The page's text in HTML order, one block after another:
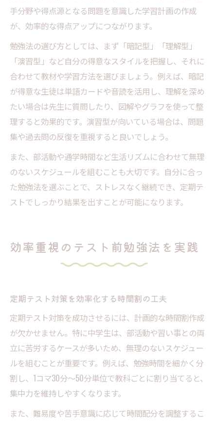
手分野や得点源となる問題を意識した学習計画の作成
が、効率的な得点アップにつながります。
勉強法の選び方としては、まず「暗記型」「理解型」
「演習型」など自分の得意なスタイルを把握し、それに
合わせて教材や学習方法を選びましょう。例えば、暗記
が得意な生徒は単語カードや音読を活用し、理解を深め
たい場合は先生に質問したり、図解やグラフを使って整
理すると効果的です。演習型が向いている場合は、問題
集や過去問の反復を重視すると良いでしょう。
また、部活動や通学時間など生活リズムに合わせて無理
のないスケジュールを組むことも大切です。自分に合っ
た勉強法を選ぶことで、ストレスなく継続でき、定期テ
ストでしっかり結果を出すことが可能になります。
効率重視のテスト前勉強法を実践
定期テスト対策を効率化する時間割の工夫
定期テスト対策を成功させるには、計画的な時間割作成
が欠かせません。特に中学生は、部活動や習い事との両
立に苦労するケースが多いため、無理のないスケジュー
ルを組むことが重要です。例えば、勉強時間を細かく分
割し、1コマ30分〜50分単位で教科ごとに割り当てると、
集中力を維持しやすくなります。
また、難易度や苦手意識に応じて時間配分を調整するこ